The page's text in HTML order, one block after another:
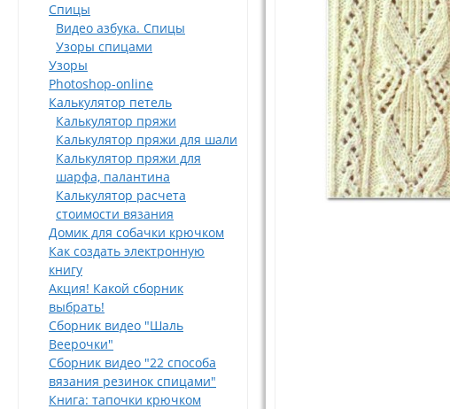
Спицы
Видео азбука. Спицы
Узоры спицами
Узоры
Photoshop-online
Калькулятор петель
Калькулятор пряжи
Калькулятор пряжи для шали
Калькулятор пряжи для
шарфа, палантина
Калькулятор расчета
стоимости вязания
Домик для собачки крючком
Как создать электронную
книгу
Акция! Какой сборник
выбрать!
Сборник видео "Шаль
Веерочки"
Сборник видео "22 способа
вязания резинок спицами"
Книга: тапочки крючком